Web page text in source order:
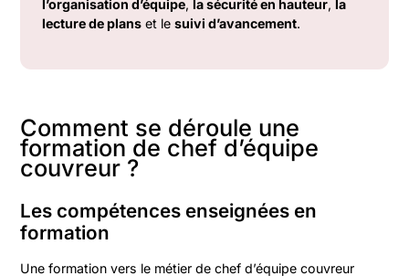
l’organisation d’équipe,la sécurité en hauteur,la
lecture de plans et lesuivi d’avancement.
Comment se déroule une
formation de chef d’équipe
couvreur ?
Les compétences enseignées en
formation
Une formation vers le métier de chef d’équipe couvreur